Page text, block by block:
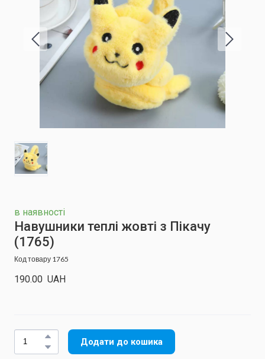
в наявності
Навушники теплі жовті з Пікачу
(1765)
Код товару 1765
190.00  UAH
Додати до кошика